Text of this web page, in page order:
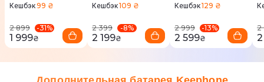
Кешбэк99 ₴
2 899 -31%
1 999₴
Кешбэк109 ₴
2 399 -8%
2 199₴
Кешбэк129 ₴
2 999 -13%
2 599₴
2